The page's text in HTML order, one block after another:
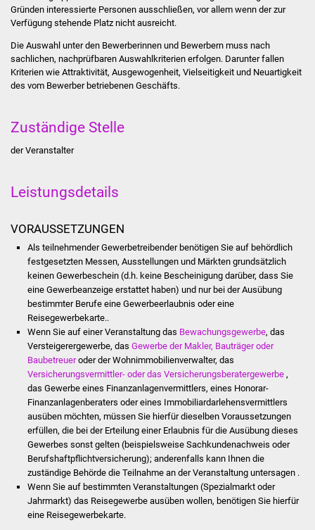
Ortsrecht
FNP / Bebauungspläne
Wahlen
Schulentwicklung Bizet
Sanierung Hallenbad
Ortsentwicklung
Presse
Bürger & Service
Was erledige ich wo
Dienstleistungen
Gründen interessierte Personen ausschließen, vor allem wenn der zur
Verfügung stehende Platz nicht ausreicht.
Die Auswahl unter den Bewerberinnen und Bewerbern muss nach
sachlichen, nachprüfbaren Auswahlkriterien erfolgen. Darunter fallen
Kriterien wie Attraktivität, Ausgewogenheit, Vielseitigkeit und Neuartigkeit
des vom Bewerber betriebenen Geschäfts.
Zuständige Stelle
der Veranstalter
Leistungsdetails
VORAUSSETZUNGEN
Als teilnehmender Gewerbetreibender benötigen Sie auf behördlich
festgesetzten Messen, Ausstellungen und Märkten grundsätzlich
keinen Gewerbeschein (d.h. keine Bescheinigung darüber, dass Sie
eine Gewerbeanzeige erstattet haben) und nur bei der Ausübung
bestimmter Berufe eine Gewerbeerlaubnis oder eine
Reisegewerbekarte..
Wenn Sie auf einer Veranstaltung das Bewachungsgewerbe, das
Versteigerergewerbe, das Gewerbe der Makler, Bauträger oder
Baubetreueroder der Wohnimmobilienverwalter, das
Versicherungsvermittler- oder das Versicherungsberatergewerbe,
das Gewerbe eines Finanzanlagenvermittlers, eines Honorar-
Finanzanlagenberaters oder eines Immobiliardarlehensvermittlers
ausüben möchten, müssen Sie hierfür dieselben Voraussetzungen
erfüllen, die bei der Erteilung einer Erlaubnis für die Ausübung dieses
Gewerbes sonst gelten (beispielsweise Sachkundenachweis oder
Berufshaftpflichtversicherung); anderenfalls kann Ihnen die
zuständige Behörde die Teilnahme an der Veranstaltung untersagen .
Wenn Sie auf bestimmten Veranstaltungen (Spezialmarkt oder
Jahrmarkt) das Reisegewerbe ausüben wollen, benötigen Sie hierfür
eine Reisegewerbekarte.